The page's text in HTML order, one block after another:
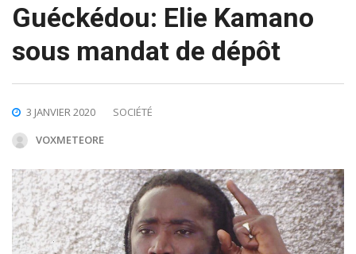
Guéckédou: Elie Kamano
sous mandat de dépôt
3 JANVIER 2020
SOCIÉTÉ
VOXMETEORE